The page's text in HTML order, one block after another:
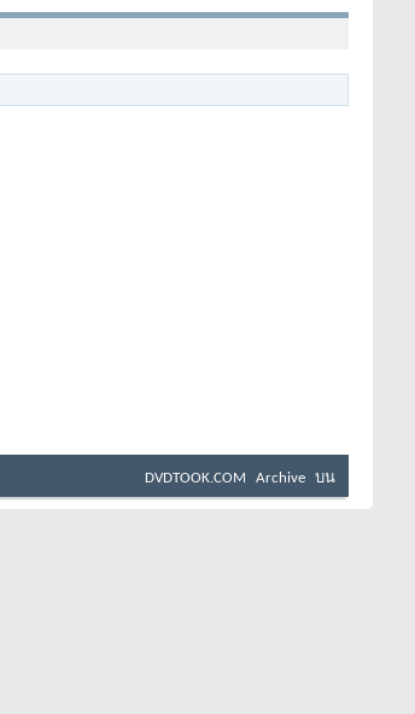
DVDTOOK.COM Archive บน